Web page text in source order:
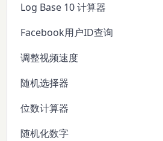
Log Base 10 计算器
Facebook用户ID查询
调整视频速度
随机选择器
位数计算器
随机化数字